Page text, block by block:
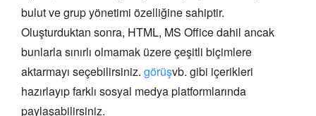
bulut ve grup yönetimi özelliğine sahiptir.
Oluşturduktan sonra, HTML, MS Office dahil ancak
bunlarla sınırlı olmamak üzere çeşitli biçimlere
aktarmayı seçebilirsiniz. görüşvb. gibi içerikleri
hazırlayıp farklı sosyal medya platformlarında
paylaşabilirsiniz.